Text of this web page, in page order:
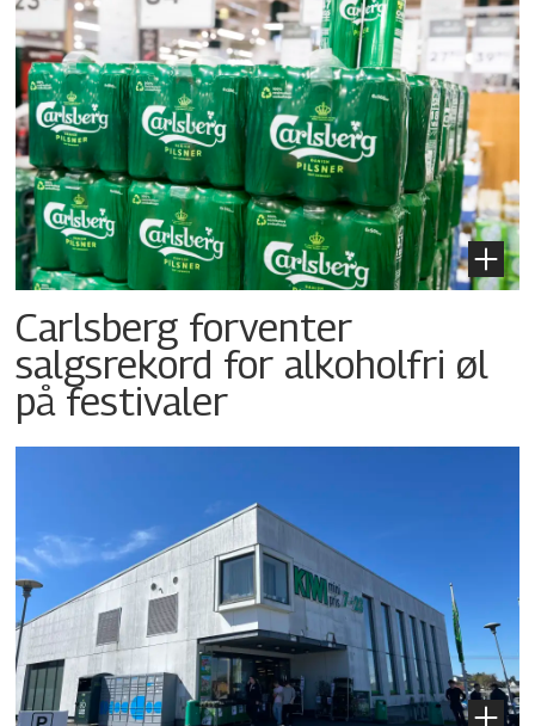
Carlsberg forventer
salgsrekord for alkoholfri øl
på festivaler